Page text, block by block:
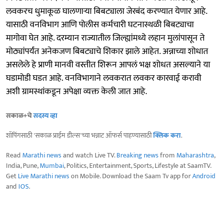
लवकरच धुमाकूळ घालणाऱ्या बिबट्याला जेरबंद करण्यात येणार आहे.
यासाठी वनविभाग आणि पोलीस कर्मचारी घटनास्थळी बिबट्याचा
मागोवा घेत आहे. दरम्यान राज्यातील जिल्ह्यांमध्ये लहान मुलांपासून ते
मोठ्यांपर्यंत अनेकजण बिबट्याचे शिकार झाले आहेत. अन्नाच्या शोधात
असलेले हे प्राणी मानवी वस्तीत शिरून आपलं भक्ष शोधत असल्याने या
घडामोडी घडत आहे. वनविभागाने लवकरात लवकर कारवाई करावी
अशी ग्रामस्थांकडून अपेक्षा व्यक्त केली जात आहे.
सकाळ+चेसदस्य व्हा
शॉपिंगसाठी 'सकाळ प्राईम डील्स'च्या भन्नाट ऑफर्स पाहण्यासाठीक्लिक करा.
Read Marathi newsand watch Live TV.Breaking newsfrom Maharashtra,
India, Pune,Mumbai, Politics, Entertainment, Sports, Lifestyle at SaamTV.
GetLive Marathi newson Mobile. Download the Saam Tv app forAndroid
and IOS.